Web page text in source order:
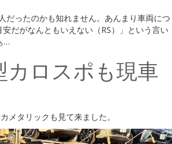
だったのかも知れません。あんまり車両につ
だがなんともいえない（RS）」という言い
…
ロスポも現車
メタリックも見て来ました。